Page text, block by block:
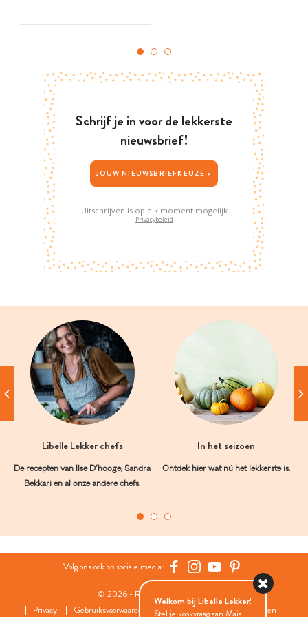
Schrijf je in voor de lekkerste
nieuwsbrief!
JOUW NIEUWSBRIEFKEUZE >
Uitschrijven is op elk moment mogelijk
Privacybeleid
Libelle Lekker chefs
De recepten van Ilse D’hooge, Sandra
Bekkari en al onze andere chefs.
In het seizoen
Ontdek hier wat nú het lekkerste is.
Volg ons ook op sociale media:
© 2026 - Roularta Media Group
Privacy
Gebruiksvoorwaarden Cookies Cookies instellingen
Welkom bij Libelle Lekker!
Stel je kookvraag aan Maia...